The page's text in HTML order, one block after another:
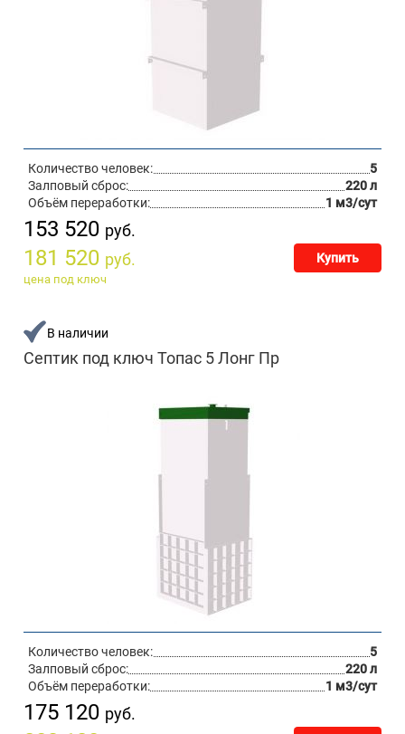
Количество человек:
5
Залповый сброс:
220 л
Объём переработки:
1 м3/сут
153 520 руб.
181 520 руб. Купить
цена под ключ
В наличии
Септик под ключ Топас 5 Лонг Пр
Количество человек:
5
Залповый сброс:
220 л
Объём переработки:
1 м3/сут
175 120 руб.